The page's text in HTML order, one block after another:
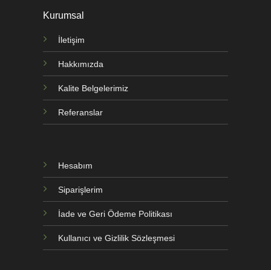
Kurumsal
İletişim
Hakkımızda
Kalite Belgelerimiz
Referanslar
Hesabım
Siparişlerim
İade ve Geri Ödeme Politikası
Kullanıcı ve Gizlilik Sözleşmesi